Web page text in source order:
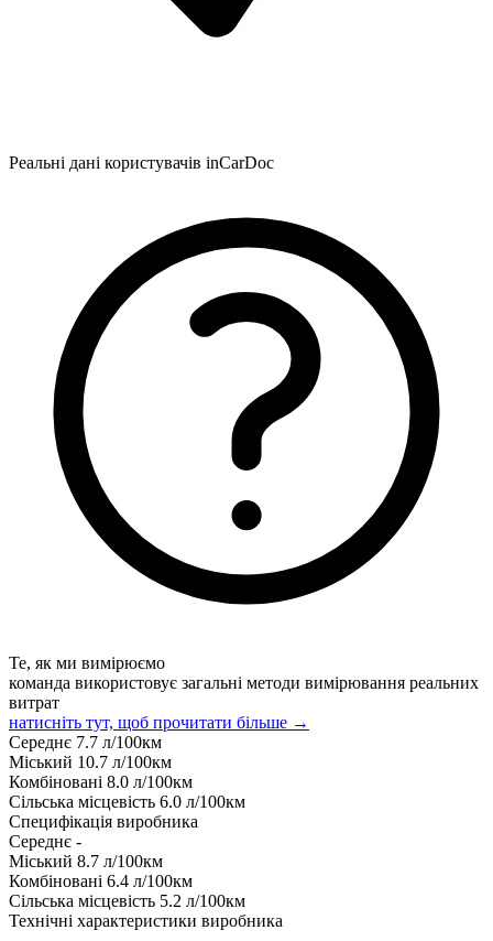
Реальні дані користувачів inCarDoc
Те, як ми вимірюємо
команда використовує загальні методи вимірювання реальних
витрат
натисніть тут, щоб прочитати більше →
Середнє 7.7 л/100км
Міський 10.7 л/100км
Комбіновані 8.0 л/100км
Сільська місцевість 6.0 л/100км
Специфікація виробника
Середнє -
Міський 8.7 л/100км
Комбіновані 6.4 л/100км
Сільська місцевість 5.2 л/100км
Технічні характеристики виробника